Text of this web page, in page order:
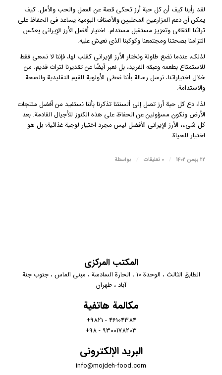
لقد رأينا كيف أن كل حبة أرز تحكي قصة عن العمل والحب والأمل. كيف
يمكن أن دعم المزارعين المحليين والأصناف البومية يساعد في الحفاظ على
تراثنا الثقافي وتعزيز مستقبل مستدام. اختيار أفضل الأرز الإيراني يعكس
التزامنا بصحتنا ومجتمعنا وكوكبنا الذي نعيش عليه.
لذلك، عندما نضع طاولة ونختار الأرز الإيراني كقلب لها، فإننا لا نسعى فقط
للاستمتاع بطعمه وعبقه الفريد، بل نعبر أيضًا عن تقديرنا لتراث قديم. من
خلال اختياراتنا، نرسل رسالة بأننا نعطي الأولوية للقيم التقليدية والصحة
والاستدامة.
لذا، دع كل حبة أرز تصل إلى ألسنتنا تذكرنا بأننا نستفيد من أفضل منتجات
الأرض ونكون مسؤولين عن الحفاظ على هذه الكنوز للأجيال القادمة. بعد
كل شيء، الأرز الإيراني الأفضل ليس مجرد اختيار لوجبة غذائية؛ بل هو
اختيار للحياة.
22 بهمن 1402 / 0 تعليقات / بواسطة
المكتب المركزي
الطابق الثالث ، الوحدة 10 ، الحارة السادسة ، مبنى الماس ، جنوب جنة
آباد ، طهران
مكالمة هاتفية
46104384 - 9821+
9300178203 - 98+
البريد الإلكتروني
info@mojdeh-food.com